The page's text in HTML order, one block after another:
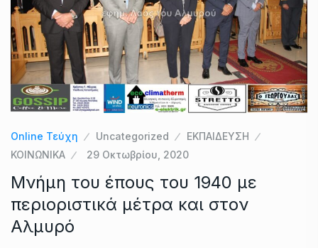
Online Τεύχη Uncategorized
ΕΚΠΑΙΔΕΥΣΗ
ΚΟΙΝΩΝΙΚΑ
29 Οκτωβρίου, 2020
Μνήμη του έπους του 1940 με
περιοριστικά μέτρα και στον
Αλμυρό